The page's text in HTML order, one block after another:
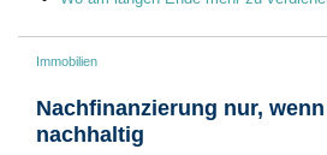
Immobilien
Nachfinanzierung nur,
nachhaltig